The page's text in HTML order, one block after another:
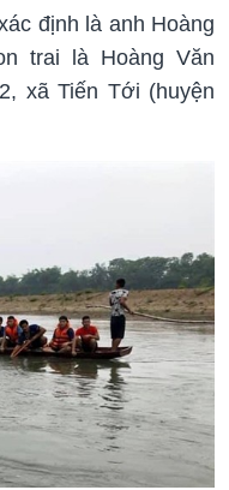
định là anh Hoàng
trai là Hoàng Văn
xã Tiến Tới (huyện